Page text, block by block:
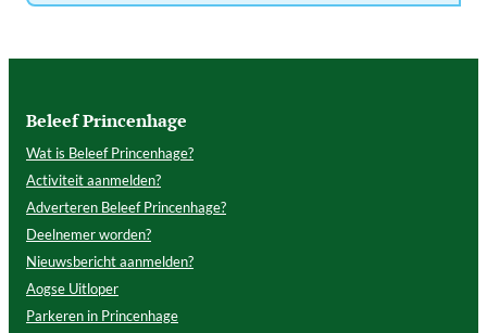
Beleef Princenhage
Wat is Beleef Princenhage?
Activiteit aanmelden?
Adverteren Beleef Princenhage?
Deelnemer worden?
Nieuwsbericht aanmelden?
Aogse Uitloper
Parkeren in Princenhage